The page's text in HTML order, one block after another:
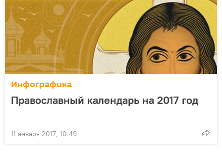
Инфографика
Православный календарь на 2017 год
11 января 2017, 10:49